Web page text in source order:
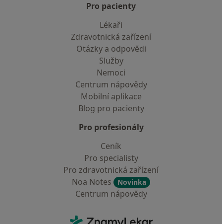
Pro pacienty
Lékaři
Zdravotnická zařízení
Otázky a odpovědi
Služby
Nemoci
Centrum nápovědy
Mobilní aplikace
Blog pro pacienty
Pro profesionály
Ceník
Pro specialisty
Pro zdravotnická zařízení
Noa Notes
Novinka
Centrum nápovědy
ZnamyLekar - Hlavní stránka